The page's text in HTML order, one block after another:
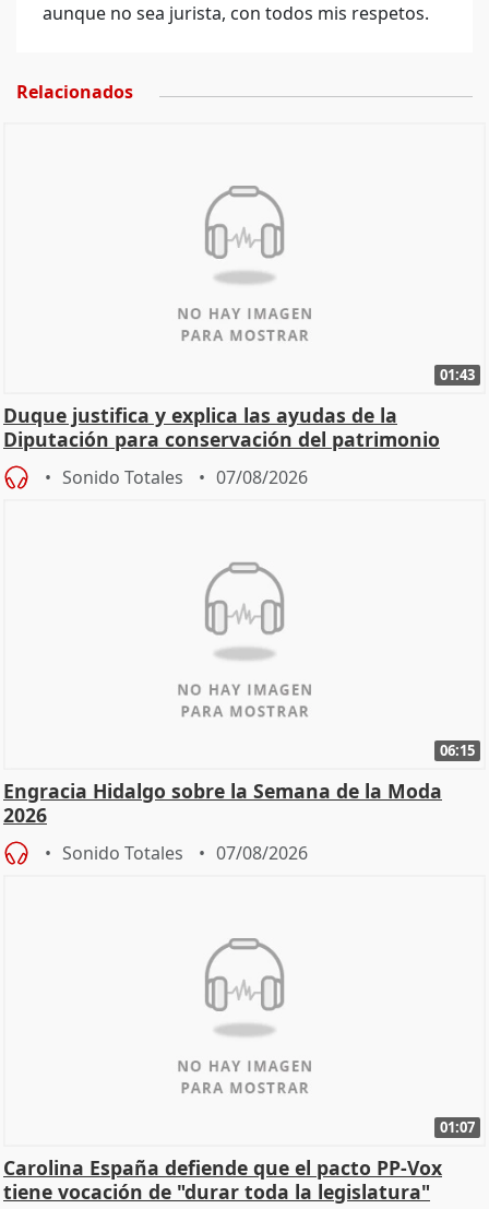
aunque no sea jurista, con todos mis respetos.
Relacionados
01:43
Duque justifica y explica las ayudas de la
Diputación para conservación del patrimonio
Sonido Totales 07/08/2026
06:15
Engracia Hidalgo sobre la Semana de la Moda
2026
Sonido Totales 07/08/2026
01:07
Carolina España defiende que el pacto PP-Vox
tiene vocación de "durar toda la legislatura"